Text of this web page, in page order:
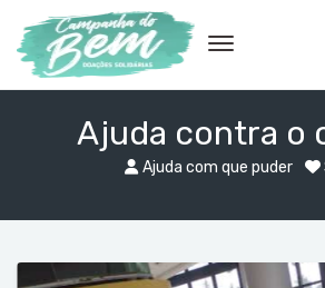
Ajuda contra o
Ajuda com que puder